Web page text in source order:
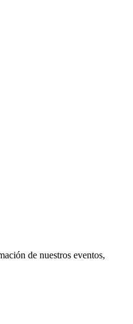
de nuestros eventos,